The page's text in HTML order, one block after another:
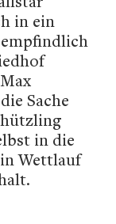
in ein
Sache
in die
Wettlauf